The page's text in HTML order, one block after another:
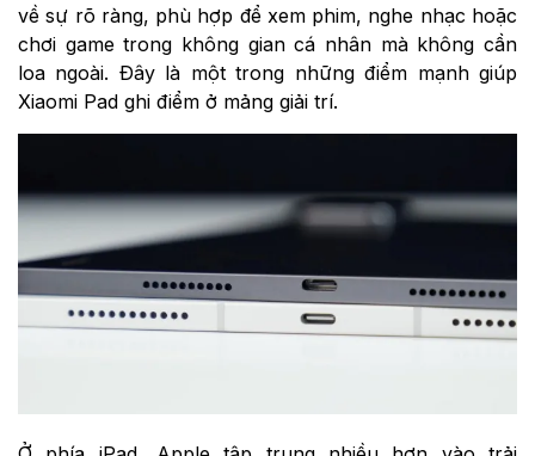
về sự rõ ràng, phù hợp để xem phim, nghe nhạc hoặc
chơi game trong không gian cá nhân mà không cần
loa ngoài. Đây là một trong những điểm mạnh giúp
Xiaomi Pad ghi điểm ở mảng giải trí.